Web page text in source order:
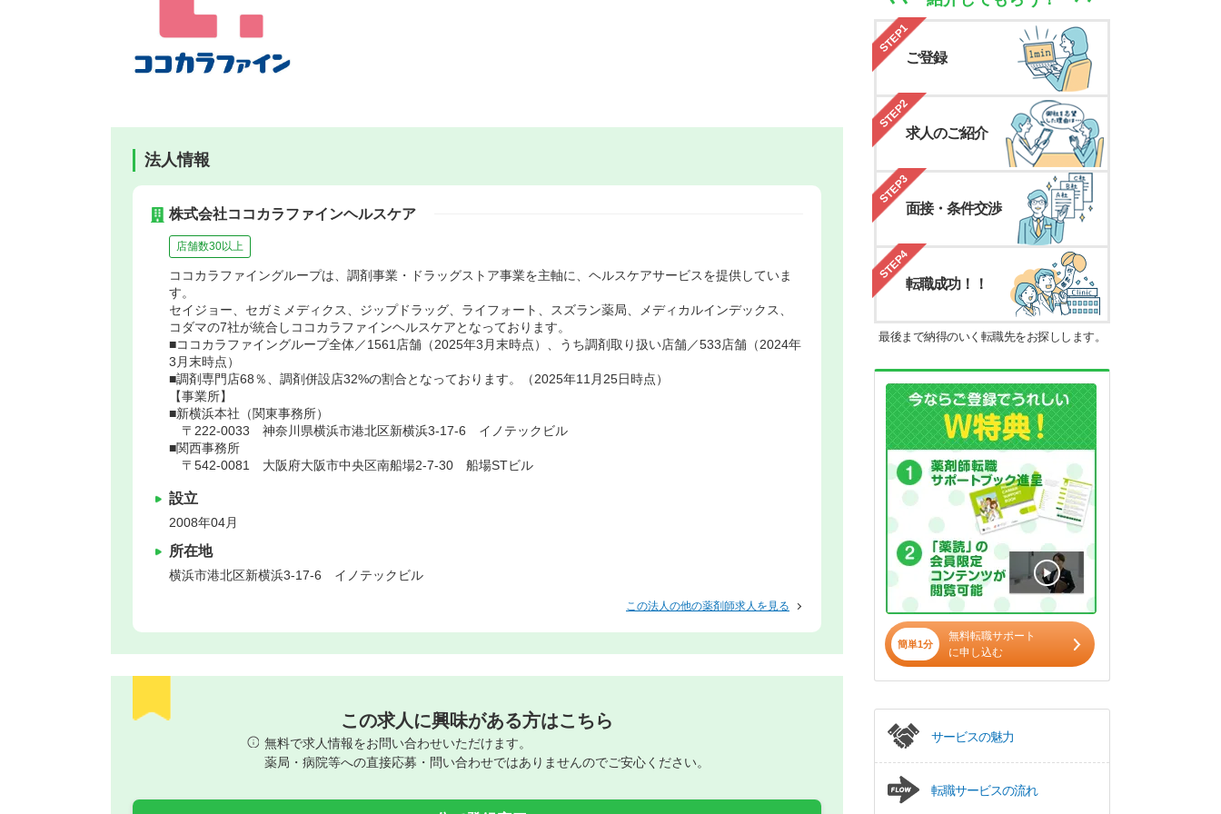
法人情報
株式会社ココカラファインヘルスケア
店舗数30以上
ココカラファイングループは、調剤事業・ドラッグストア事業を主軸に、ヘルスケアサービスを提供していま
す。
セイジョー、セガミメディクス、ジップドラッグ、ライフォート、スズラン薬局、メディカルインデックス、
コダマの7社が統合しココカラファインヘルスケアとなっております。
■ココカラファイングループ全体／1561店舗（2025年3月末時点）、うち調剤取り扱い店舗／533店舗（2024年
3月末時点）
■調剤専門店68％、調剤併設店32%の割合となっております。（2025年11月25日時点）
【事業所】
■新横浜本社（関東事務所）
〒222-0033 神奈川県横浜市港北区新横浜3-17-6 イノテックビル
■関西事務所
〒542-0081 大阪府大阪市中央区南船場2-7-30 船場STビル
設立
2008年04月
所在地
横浜市港北区新横浜3-17-6 イノテックビル
この法人の他の薬剤師求人を見る
この求人に興味がある方はこちら
無料で求人情報をお問い合わせいただけます。
薬局・病院等への直接応募・問い合わせではありませんのでご安心ください。
STEP1
ご登録
STEP2
求人のご紹介
STEP3
面接・条件交渉
STEP4
転職成功！！
最後まで納得のいく転職先をお探しします。
簡単1分
無料転職サポート
に申し込む
サービスの魅力
転職サービスの流れ